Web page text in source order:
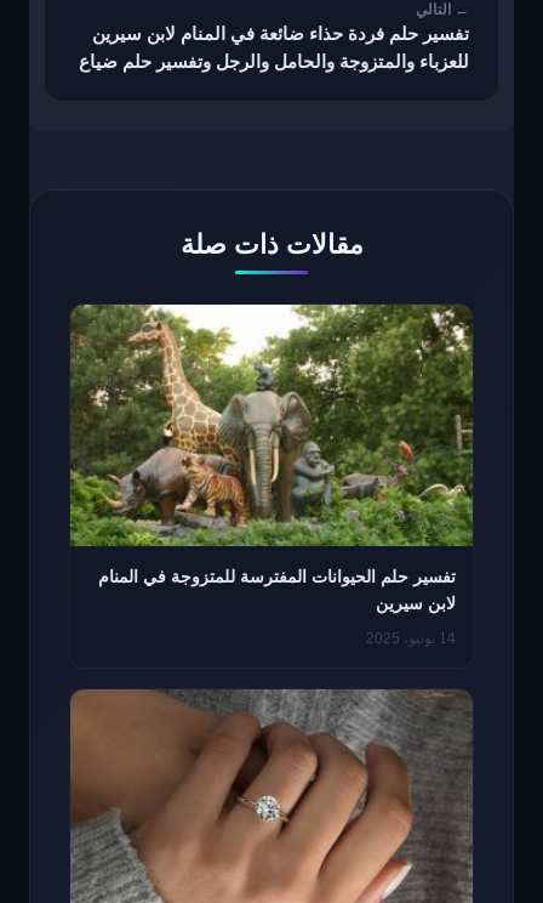
تفسير حلم فردة حذاء ضائعة في المنام لابن سيرين
للعزباء والمتزوجة والحامل والرجل وتفسير حلم ضياع
مقالات ذات صلة
تفسير حلم الحيوانات المفترسة للمتزوجة في المنام
لابن سيرين
14 يونيو، 2025